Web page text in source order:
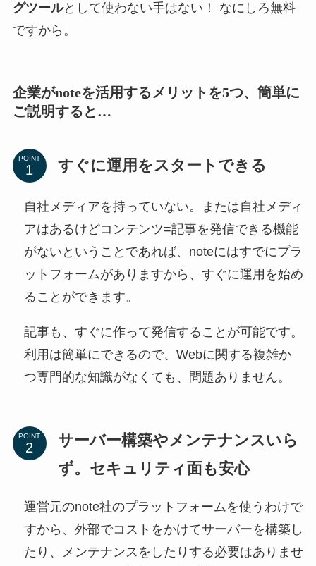
グツールとして使わない手はない！ なにしろ無料
ですから。
企業がnoteを活用するメリットを5つ、簡単に
ご説明すると…
POINT すぐに運用をスタートできる
自社メディアを持っていない。または自社メディ
アはあるけどコンテンツ=記事を発信できる機能
がないということであれば、noteにはすでにプラ
ットフォームがありますから、すぐに運用を始め
ることができます。
記事も、すぐに作って発信することが可能です。
利用は簡単にできるので、Webに関する複雑か
つ専門的な知識がなくても、問題ありません。
POINT
サーバー構築やメンテナンスいら
ず。セキュリティ面も安心
運営元のnote社のプラットフォームを使うわけで
すから、外部でコストをかけてサーバーを構築し
たり、メンテナンスをしたりする必要はありませ